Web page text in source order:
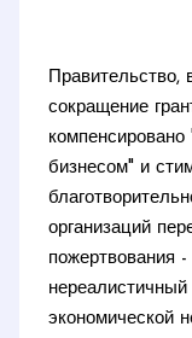
сокращение
бизнесом" и
организаций
пожертвования
экономической